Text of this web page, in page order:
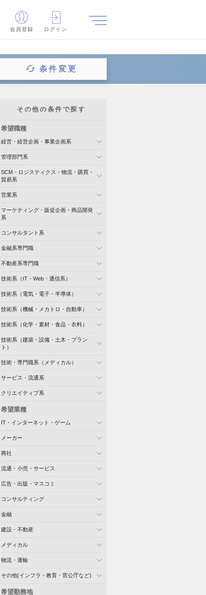
会員登録 ログイン
条件変更
その他の条件で探す
希望職種
経営・経営企画・事業企画系
管理部門系
SCM・ロジスティクス・物流・購買・
貿易系
営業系
マーケティング・販促企画・商品開発
系
コンサルタント系
金融系専門職
不動産系専門職
技術系（IT・Web・通信系）
技術系（電気・電子・半導体）
技術系（機械・メカトロ・自動車）
技術系（化学・素材・食品・衣料）
技術系（建築・設備・土木・プラン
ト）
技術・専門職系（メディカル）
サービス・流通系
クリエイティブ系
希望業種
IT・インターネット・ゲーム
メーカー
商社
流通・小売・サービス
広告・出版・マスコミ
コンサルティング
金融
建設・不動産
メディカル
物流・運輸
その他(インフラ・教育・官公庁など)
希望勤務地